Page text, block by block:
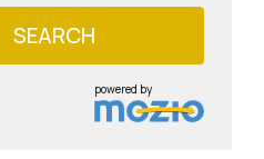
SEARCH
powered by